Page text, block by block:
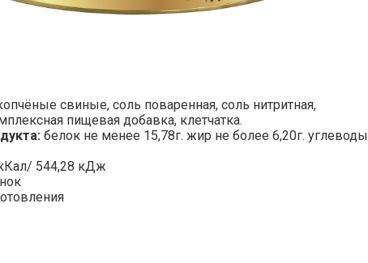
свиные, соль поваренная, соль нитритная,
пищевая добавка, клетчатка.
белок не менее 15,78г. жир не более 6,20г. углеводы
544,28 кДж